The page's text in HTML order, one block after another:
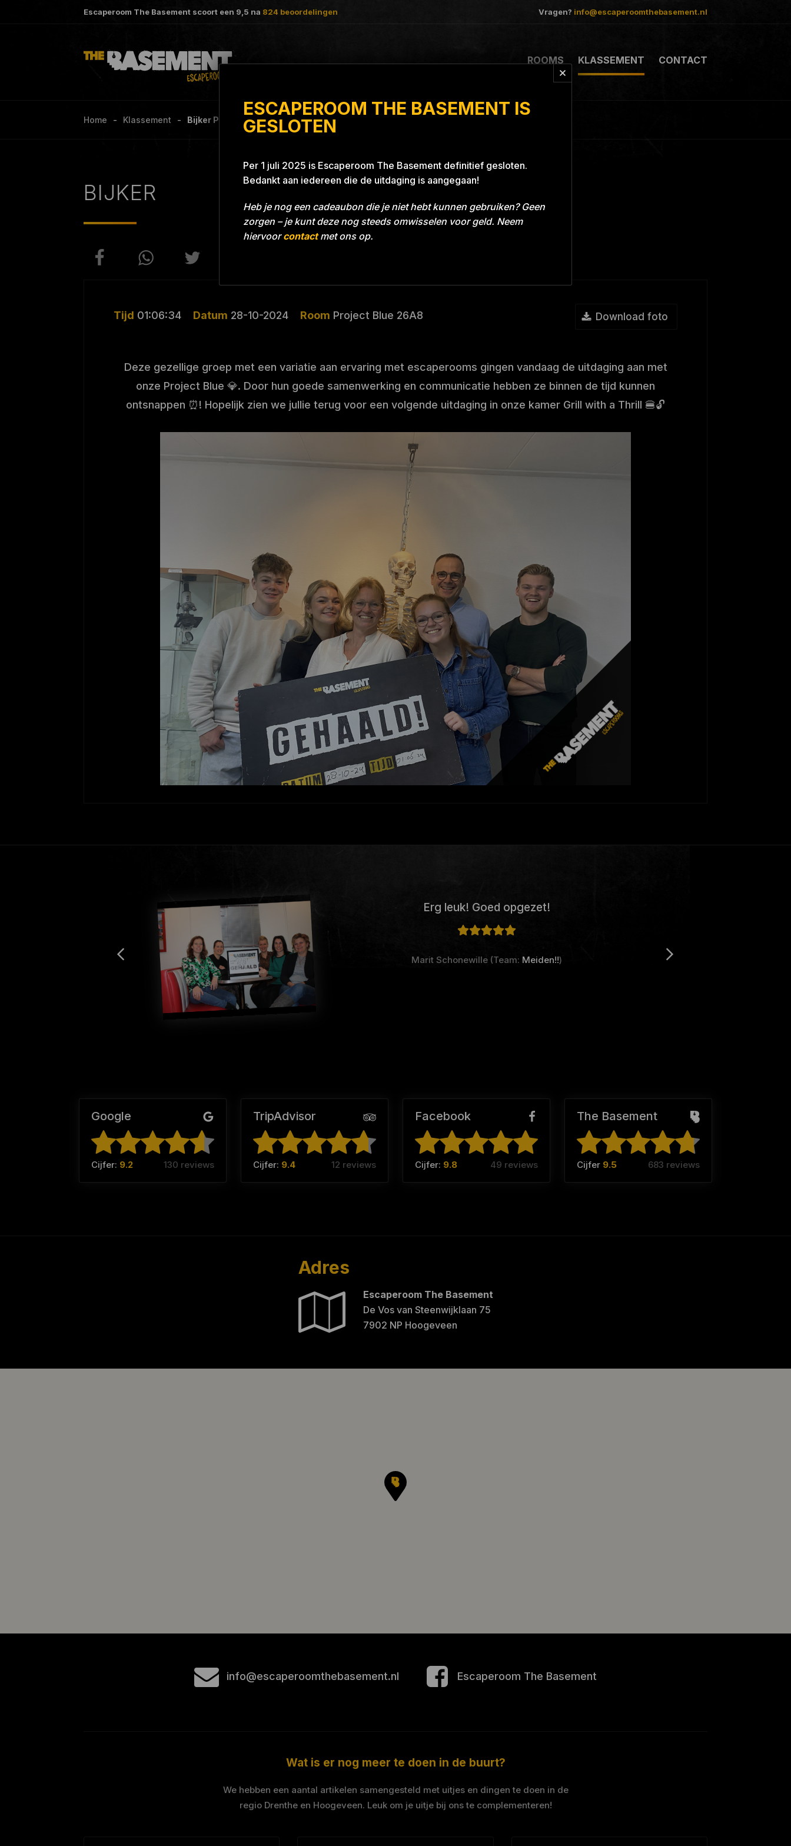
ESCAPEROOM THE BASEMENT IS
GESLOTEN
Per 1 juli 2025 is Escaperoom The Basement definitief gesloten.
Bedankt aan iedereen die de uitdaging is aangegaan!
Heb je nog een cadeaubon die je niet hebt kunnen gebruiken? Geen
zorgen – je kunt deze nog steeds omwisselen voor geld. Neem
hiervoorcontactmet ons op.
Escaperoom The Basement scoort een 9,5 na 824 beoordelingen Vragen? info@escaperoomthebasement.nl
ROOMS KLASSEMENT CONTACT
Home Klassement Bijker Project Blue 26A8
BIJKER
Tijd 01:06:34 Datum 28-10-2024 Room Project Blue 26A8 Download foto
Deze gezellige groep met een variatie aan ervaring met escaperooms gingen vandaag de uitdaging aan met
onze Project Blue 💎. Door hun goede samenwerking en communicatie hebben ze binnen de tijd kunnen
ontsnappen ⏰! Hopelijk zien we jullie terug voor een volgende uitdaging in onze kamer Grill with a Thrill 🍔🔓
Erg leuk! Goed opgezet!
Marit Schonewille (Team: Meiden!!)
Google
Cijfer: 9.2 130 reviews
TripAdvisor
Cijfer: 9.4 12 reviews
Facebook
Cijfer: 9.8 49 reviews
The Basement
Cijfer 9.5 683 reviews
Adres
Escaperoom The Basement
De Vos van Steenwijklaan 75
7902 NP Hoogeveen
info@escaperoomthebasement.nl Escaperoom The Basement
Wat is er nog meer te doen in de buurt?
We hebben een aantal artikelen samengesteld met uitjes en dingen te doen in de
regio Drenthe en Hoogeveen. Leuk om je uitje bij ons te complementeren!